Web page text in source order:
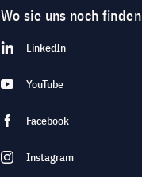
Wo sie uns noch finden
LinkedIn
YouTube
Facebook
Instagram